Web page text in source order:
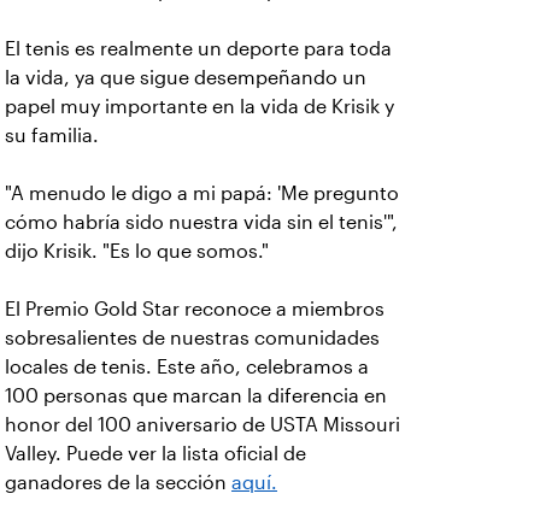
El tenis es realmente un deporte para toda
la vida, ya que sigue desempeñando un
papel muy importante en la vida de Krisik y
su familia.
"A menudo le digo a mi papá: 'Me pregunto
cómo habría sido nuestra vida sin el tenis'",
dijo Krisik. "Es lo que somos."
El Premio Gold Star reconoce a miembros
sobresalientes de nuestras comunidades
locales de tenis. Este año, celebramos a
100 personas que marcan la diferencia en
honor del 100 aniversario de USTA Missouri
Valley. Puede ver la lista oficial de
ganadores de la sección aquí.